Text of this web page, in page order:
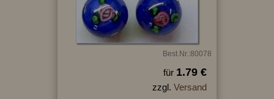
Best.Nr.:80078
für 1.79 €
zzgl. Versand